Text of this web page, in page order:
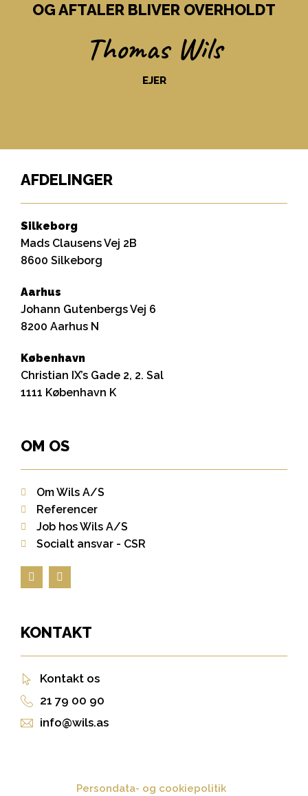
OG AFTALER BLIVER OVERHOLDT
Thomas Wils
EJER
AFDELINGER
Silkeborg
Mads Clausens Vej 2B
8600 Silkeborg
Aarhus
Johann Gutenbergs Vej 6
8200 Aarhus N
København
Christian IX’s Gade 2, 2. Sal
1111 København K
OM OS
Om Wils A/S
Referencer
Job hos Wils A/S
Socialt ansvar - CSR
KONTAKT
Kontakt os
21 79 00 90
info@wils.as
Persondata- og cookiepolitik